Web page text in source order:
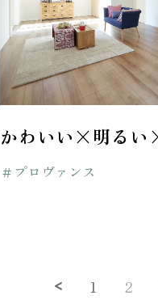
かわいい×明るい
＃プロヴァンス
1 2